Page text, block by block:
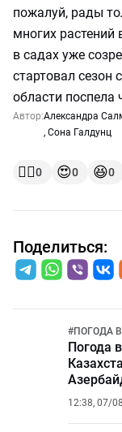
пожалуй, рады
многих растений
в садах уже
стартовал сезон
области поспела
Автор:Александра
, Сона Галдунц
👍🏻0 😍0 😆0
Поделиться:
#ПОГОДА
Погода
Казахстана, жара в
Беларуси
12:38, 07/